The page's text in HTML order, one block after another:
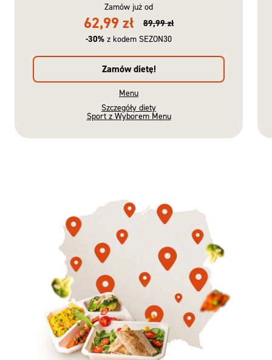
Zamów już od
62,99 zł
89,99 zł
-30% z kodem SEZON30
Zamów dietę!
Menu
Szczegóły diety
Sport z Wyborem Menu